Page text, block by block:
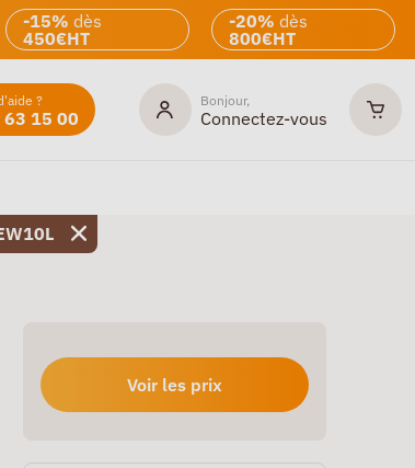
-15% dès
450€HT
-20% dès
800€HT
?
15 00
Bonjour,
Connectez-vous
Voir les prix